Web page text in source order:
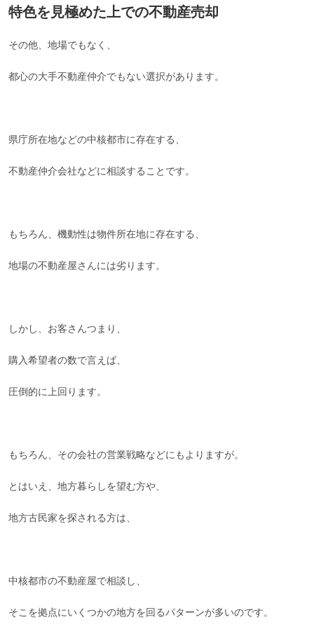
特色を見極めた上での不動産売却
その他、地場でもなく、
都心の大手不動産仲介でもない選択があります。
県庁所在地などの中核都市に存在する、
不動産仲介会社などに相談することです。
もちろん、機動性は物件所在地に存在する、
地場の不動産屋さんには劣ります。
しかし、お客さんつまり、
購入希望者の数で言えば、
圧倒的に上回ります。
もちろん、その会社の営業戦略などにもよりますが。
とはいえ、地方暮らしを望む方や、
地方古民家を探される方は、
中核都市の不動産屋で相談し、
そこを拠点にいくつかの地方を回るパターンが多いのです。